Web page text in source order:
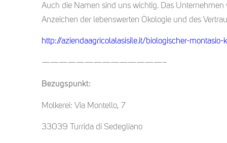
Auch die Namen sind uns wichtig. Das
Anzeichen der lebenswerten Ökologie und des
http://aziendaagricolalasisile.it/biologischer-montasio-
——————————————–
Bezugspunkt:
Molkerei: Via Montello, 7
33039 Turrida di Sedegliano